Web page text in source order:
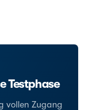
Testphase
vollen Zugang